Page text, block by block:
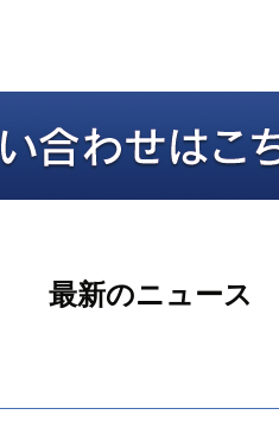
最新のニュース